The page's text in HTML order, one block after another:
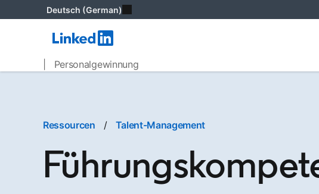
Deutsch (German)
| Personalgewinnung
Ressourcen / Talent-Management